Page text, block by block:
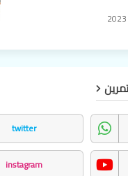
twitter
instagram